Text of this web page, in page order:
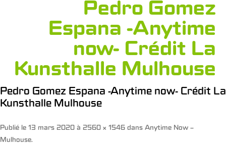
Pedro Gomez
Espana -Anytime
now- Crédit La
Kunsthalle Mulhouse
Pedro Gomez Espana -Anytime now- Crédit La
Kunsthalle Mulhouse
Publié le 13 mars 2020 à 2560 × 1546 dans Anytime Now –
Mulhouse.